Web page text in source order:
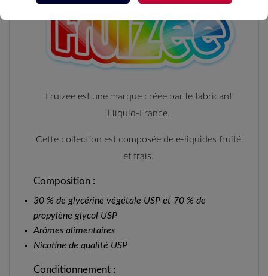
Fruizee est une marque créée par le fabricant
Eliquid-France.
Cette collection est composée de e-liquides fruité
et frais.
Composition :
30 % de glycérine végétale USP et 70 % de
propylène glycol USP
Arômes alimentaires
Nicotine de qualité USP
Conditionnement :